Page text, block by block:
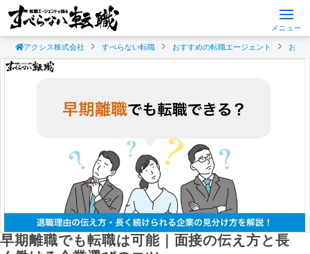
メニュー
アクシス株式会社 すべらない転職 おすすめの転職エージェント おす
早期離職でも転職は可能｜面接の伝え方と長